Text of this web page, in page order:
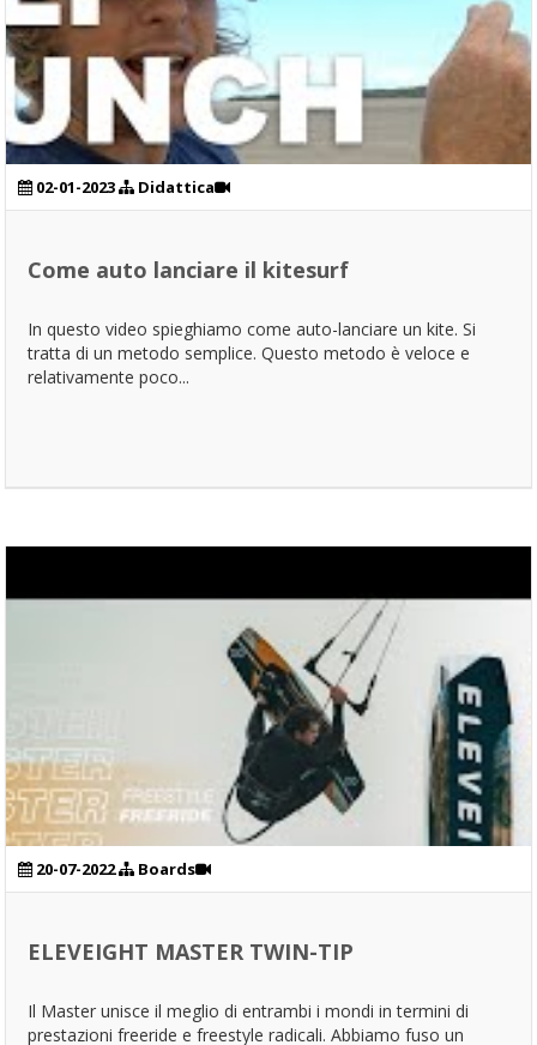
02-01-2023 Didattica
Come auto lanciare il kitesurf
In questo video spieghiamo come auto-lanciare un kite. Si
tratta di un metodo semplice. Questo metodo è veloce e
relativamente poco...
20-07-2022 Boards
ELEVEIGHT MASTER TWIN-TIP
Il Master unisce il meglio di entrambi i mondi in termini di
prestazioni freeride e freestyle radicali. Abbiamo fuso un